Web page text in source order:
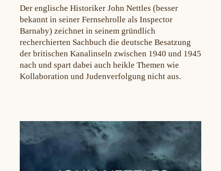
Der englische Historiker John Nettles (besser
bekannt in seiner Fernsehrolle als Inspector
Barnaby) zeichnet in seinem gründlich
recherchierten Sachbuch die deutsche Besatzung
der britischen Kanalinseln zwischen 1940 und 1945
nach und spart dabei auch heikle Themen wie
Kollaboration und Judenverfolgung nicht aus.